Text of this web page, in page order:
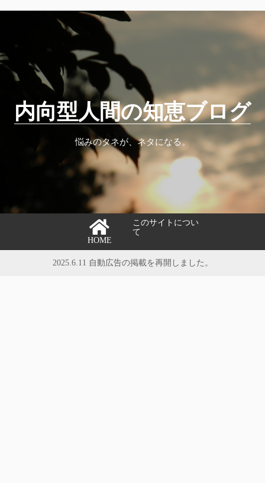
内向型人間の知恵ブログ
悩みのタネが、ネタになる。
HOME
このサイトについ
て
2025.6.11 自動広告の掲載を再開しました。